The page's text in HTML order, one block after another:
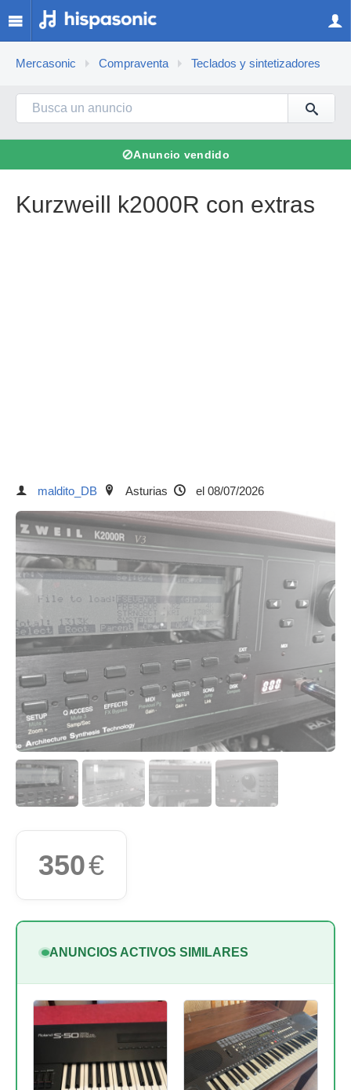
Mercasonic Compraventa Teclados y sintetizadores
⊘Anuncio vendido
Kurzweill k2000R con extras
maldito_DB Asturias el 08/07/2026
350€
ANUNCIOS ACTIVOS SIMILARES